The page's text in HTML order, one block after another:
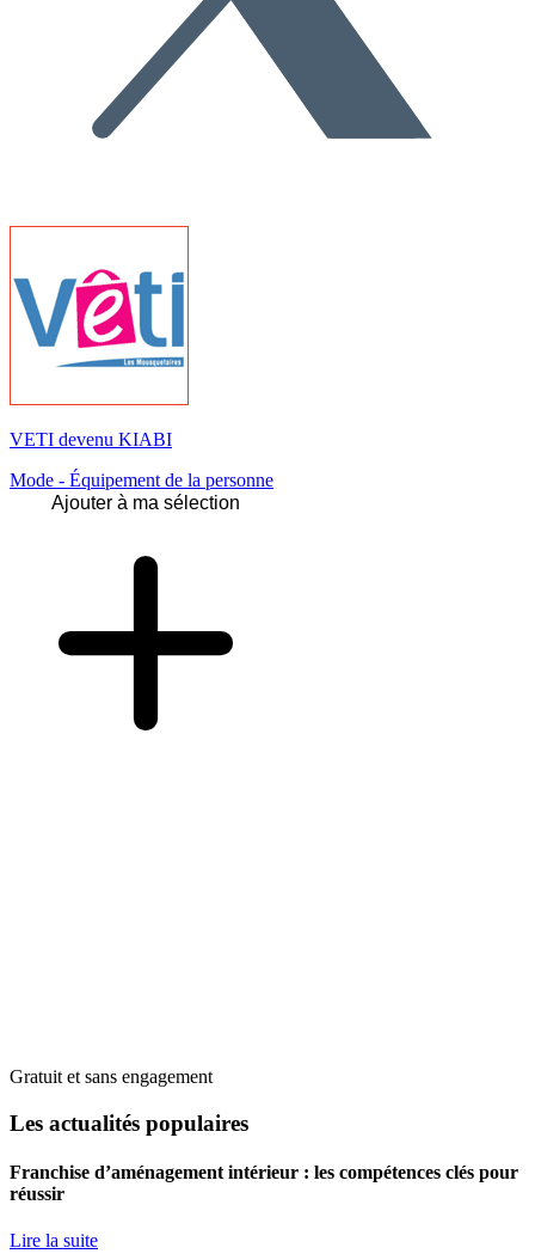
VETI devenu KIABI
Mode - Équipement de la personne
Ajouter à ma sélection
Gratuit et sans engagement
Les actualités populaires
Franchise d’aménagement intérieur : les compétences clés pour
réussir
Lire la suite